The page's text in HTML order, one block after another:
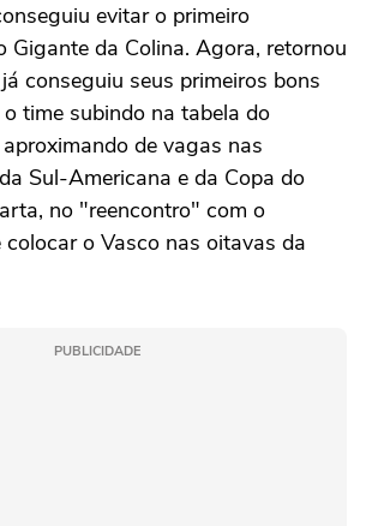
evitar o primeiro
Gigante da Colina. Agora, retornou
conseguiu seus primeiros bons
time subindo na tabela do
de vagas nas
Sul-Americana e da Copa do
no "reencontro" com o
colocar o Vasco nas oitavas da
PUBLICIDADE